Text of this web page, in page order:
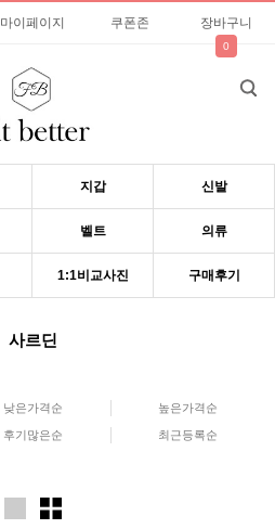
마이페이지 쿠폰존 장바구니
0
지갑 신발
벨트 의류
1:1비교사진 구매후기
사르딘
낮은가격순 높은가격순
후기많은순 최근등록순